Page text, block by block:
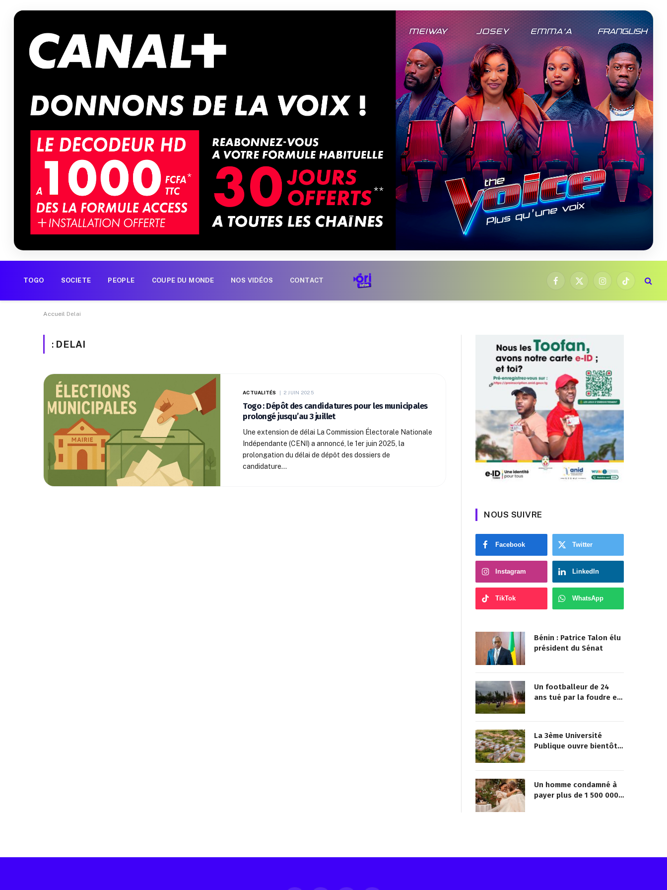
TOGO SOCIETE PEOPLE COUPE DU MONDE NOS VIDÉOS CONTACT
Facebook
X
InstagramTikTok
Accueil Delai
: DELAI
ACTUALITÉS 2 JUIN 2025
Togo : Dépôt des candidatures pour les municipales
prolongé jusqu’au 3 juillet
Une extension de délai La Commission Électorale Nationale
Indépendante (CENI) a annoncé, le 1er juin 2025, la
prolongation du délai de dépôt des dossiers de
candidature…
NOUS SUIVRE
Facebook Twitter
Instagram LinkedIn
TikTok WhatsApp
Bénin : Patrice Talon élu
président du Sénat
Un footballeur de 24
ans tué par la foudre en
La 3ème Université
Publique ouvre bientôt
Un homme condamné à
payer plus de 1 500 000